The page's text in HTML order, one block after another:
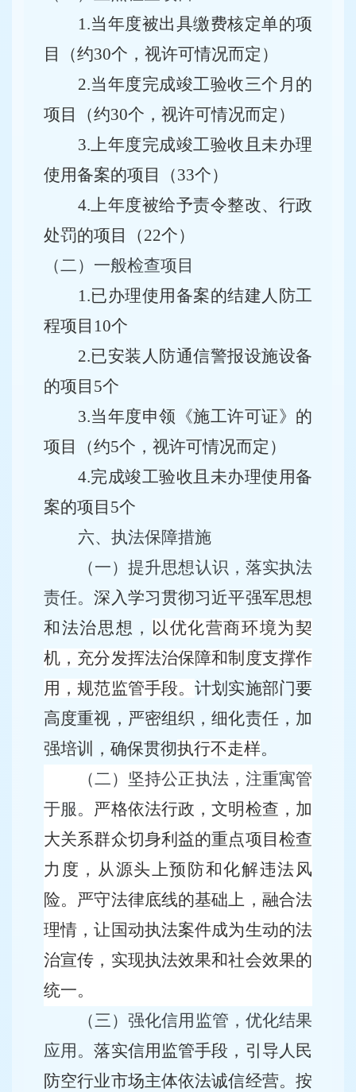
1.当年度被出具缴费核定单的项
目（约30个，视许可情况而定）
2.当年度完成竣工验收三个月的
项目（约30个，视许可情况而定）
3.上年度完成竣工验收且未办理
使用备案的项目（33个）
4.上年度被给予责令整改、行政
处罚的项目（22个）
（二） 一般检查项目
1.已办理使用备案的结建人防工
程项目 10个
2.已安装 人防通信警报设施设备
的项目 5个
3.当年度申领《施工许可证》的
项目（约5个，视许可情况而定）
4.完成竣工验收且未办理使用备
案的项目5个
六、执法保障措施
（一）提升思想认识，落实执法
责任。深入学习贯彻习近平强军思想
和法治思想， 以优化营商环境为契
机，充分发挥法治保障和制度支撑作
用 ，规范监管手段。计划实施部门要
高度重视，严密组织，细化责任， 加
强培训， 确保贯彻执行不走样。
（二） 坚持公正执法，注重寓管
于服。 严格依法行政 ，文明检查 ，加
大关系群众切身利益的重点项目检查
力度，从源头上预防和化解违法风
险。 严守法律底线的基础上，融合法
理情，让国动执法案件成为生动的法
治宣传，实现执法效果和社会效果的
统一。
（三）强化信用监管，优化结果
应用。落实信用监管手段，引导人民
防空行业市场主体依法诚信经营。 按